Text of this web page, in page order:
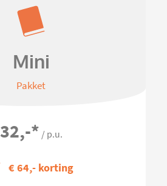
Mini
Pakket
32,-* / p.u.
€ 64,- korting